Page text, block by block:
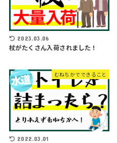
2023.03.06
杖がたくさん入荷されました！
むねちかでできること
2022.03.01